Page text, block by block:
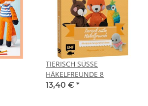
TIERISCH SÜSSE
HÄKELFREUNDE 8
13,40 € *